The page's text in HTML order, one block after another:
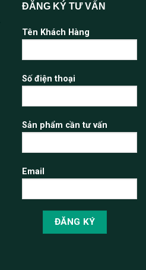
ĐĂNG KÝ TƯ VẤN
Tên Khách Hàng
Số điện thoại
Sản phẩm cần tư vấn
Email